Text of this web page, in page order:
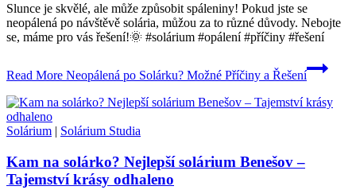
Slunce je skvělé, ale může způsobit spáleniny! Pokud jste se
neopálená po návštěvě solária, můžou za to různé důvody. Nebojte
se, máme pro vás řešení!🌞 #solárium #opálení #příčiny #řešení
Read More Neopálená po Solárku? Možné Příčiny a Řešení
Solárium | Solárium Studia
Kam na solárko? Nejlepší solárium Benešov –
Tajemství krásy odhaleno